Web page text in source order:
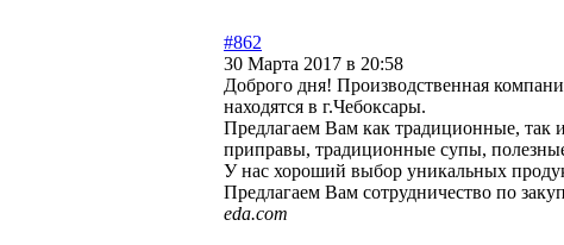
#862
30 Марта 2017 в 20:58
Доброго дня! Производственная
находятся в г.Чебоксары.
Предлагаем Вам как традиционные, так
приправы, традиционные супы,
У нас хороший выбор уникальных
Предлагаем Вам сотрудничество по
eda.com